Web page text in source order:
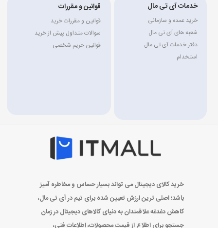
خدمات آی تی مال
خرید عمده و سازمانی
شعبه های آی تی مال
دفتر خدمات آی تی مال
استخدام
قوانین و مقررات
قوانین و مقررات خرید
سوالات متداول پیش از خرید
قوانین حریم شخصی
خرید کالای دیجیتال می تواند بسیار حساس و مخاطره آمیز
باشد؛ اصلی ترین ارزش تعیین شده برای تیم در آی تی مال،
کاهش دغدغه علاقمندان به دنیای کالاهای دیجیتال در زمان
جستجو برای اطلاع از قیمت محصولات، اطلاعات فنی،